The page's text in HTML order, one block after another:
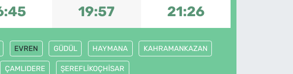
19:57 21:26
EVREN GÜDÜL HAYMANA KAHRAMANKAZAN
ÇAMLIDERE ŞEREFLİKOÇHİSAR